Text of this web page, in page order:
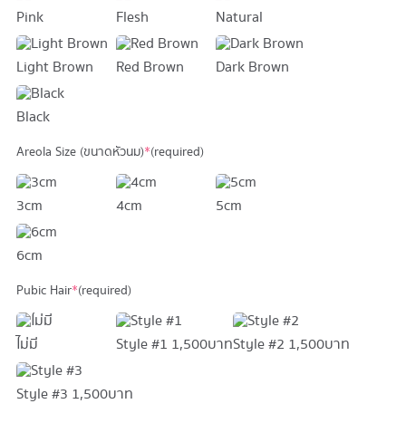
Pink Flesh Natural
Light Brown Red Brown Dark Brown
Black
Areola Size (ขนาดหัวนม)*(required)
3cm 4cm 5cm
6cm
Pubic Hair*(required)
ไม่มี Style #1 1,500 บาทStyle #2 1,500 บาท
Style #3 1,500 บาท